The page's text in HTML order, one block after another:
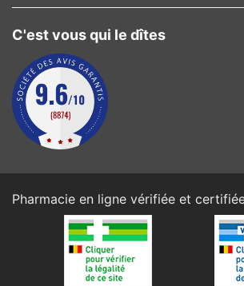
C'est vous qui le dîtes
Pharmacie en ligne vérifiée et